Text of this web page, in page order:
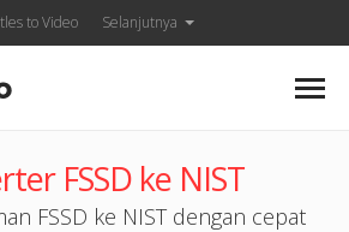
to Video Selanjutnya
FSSD ke NIST
FSSD ke NIST dengan cepat